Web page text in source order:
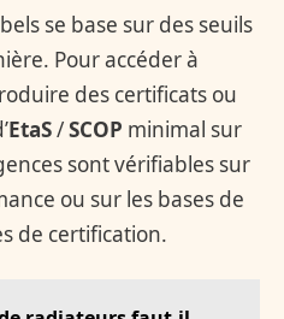
se base sur des seuils
Pour accéder à
des certificats ou
EtaS/SCOP minimal sur
sont vérifiables sur
ou sur les bases de
de certification.